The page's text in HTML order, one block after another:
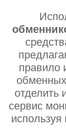
правило
отделить
сервис